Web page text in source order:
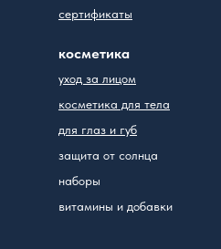
сертификаты
уход за лицом
косметика для тела
для глаз и губ
защита от солнца
наборы
витамины и добавки
косметика